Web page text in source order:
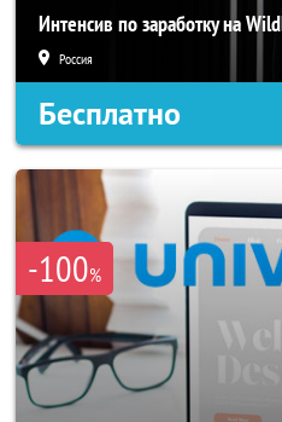
Интенсив по заработку на
Россия
Бесплатно
-100%